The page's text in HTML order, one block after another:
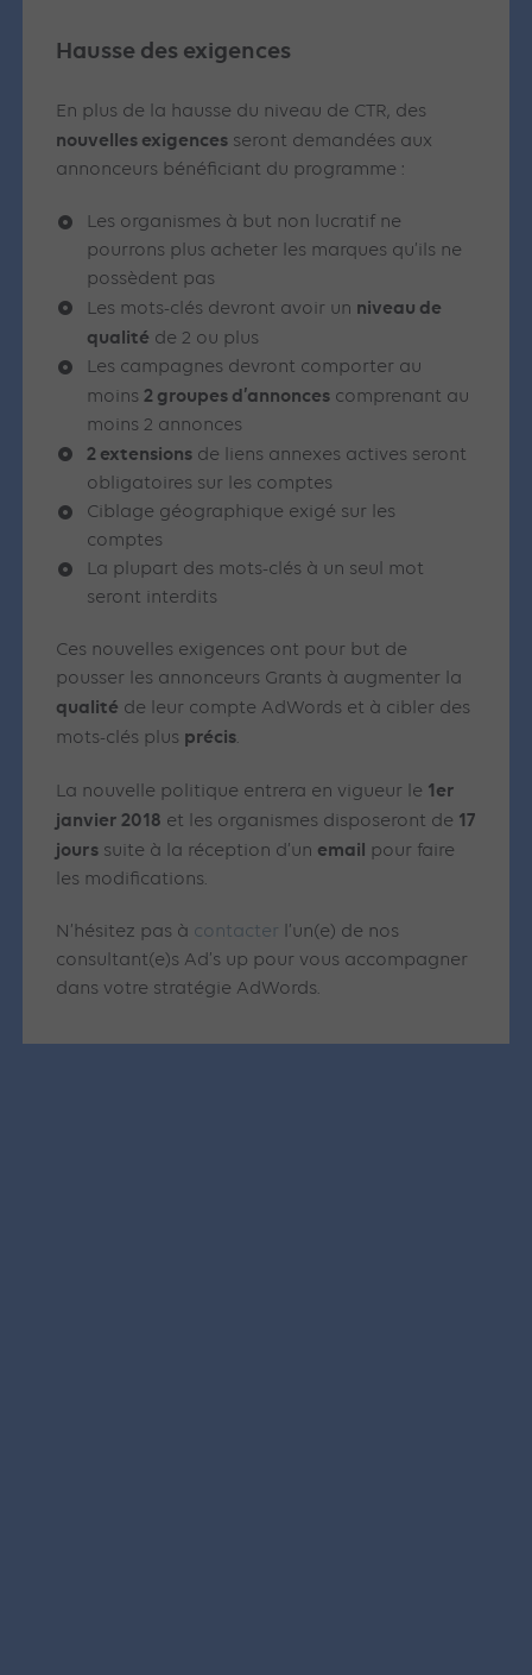
Hausse des exigences
En plus de la hausse du niveau de CTR, des
nouvelles exigences seront demandées aux
annonceurs bénéficiant du programme :
Les organismes à but non lucratif ne
pourrons plus acheter les marques qu’ils ne
possèdent pas
Les mots-clés devront avoir un niveau de
qualité de 2 ou plus
Les campagnes devront comporter au
moins2 groupes d’annonces comprenant au
moins 2 annonces
2 extensions de liens annexes actives seront
obligatoires sur les comptes
Ciblage géographique exigé sur les
comptes
La plupart des mots-clés à un seul mot
seront interdits
Ces nouvelles exigences ont pour but de
pousser les annonceurs Grants à augmenter la
qualité de leur compte AdWords et à cibler des
mots-clés plus précis.
La nouvelle politique entrera en vigueur le 1er
janvier 2018 et les organismes disposeront de 17
jours suite à la réception d’un email pour faire
les modifications.
N’hésitez pas à contacter l’un(e) de nos
consultant(e)s Ad’s up pour vous accompagner
dans votre stratégie AdWords.